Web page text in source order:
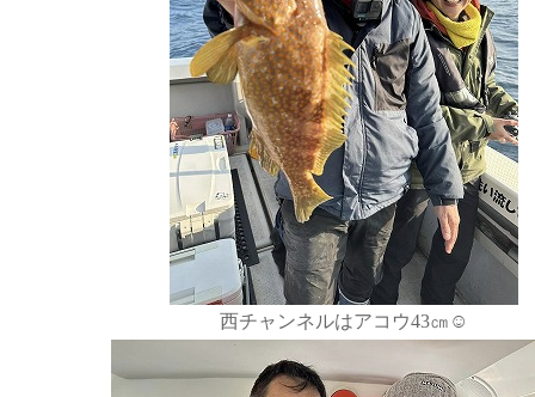
西チャンネルはアコウ43㎝☺️